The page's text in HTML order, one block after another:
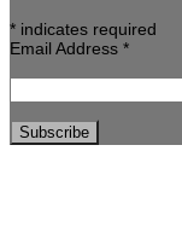
* indicates required
Email Address *